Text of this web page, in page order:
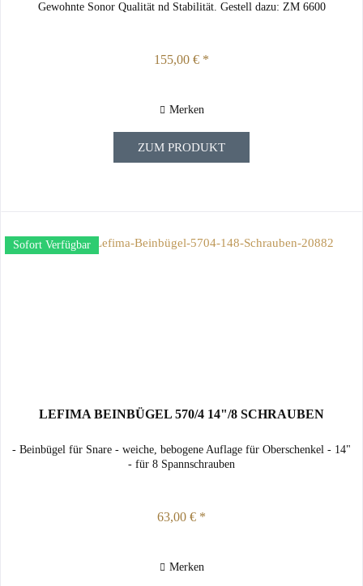
Gewohnte Sonor Qualität nd Stabilität. Gestell dazu: ZM 6600
155,00 € *
Merken
ZUM PRODUKT
Sofort Verfügbar
LEFIMA BEINBÜGEL 570/4 14"/8 SCHRAUBEN
- Beinbügel für Snare - weiche, bebogene Auflage für Oberschenkel - 14"
- für 8 Spannschrauben
63,00 € *
Merken